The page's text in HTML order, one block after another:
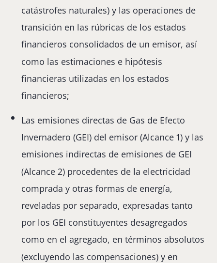
catástrofes naturales) y las operaciones de
transición en las rúbricas de los estados
financieros consolidados de un emisor, así
como las estimaciones e hipótesis
financieras utilizadas en los estados
financieros;
Las emisiones directas de Gas de Efecto
Invernadero (GEI) del emisor (Alcance 1) y las
emisiones indirectas de emisiones de GEI
(Alcance 2) procedentes de la electricidad
comprada y otras formas de energía,
reveladas por separado, expresadas tanto
por los GEI constituyentes desagregados
como en el agregado, en términos absolutos
(excluyendo las compensaciones) y en